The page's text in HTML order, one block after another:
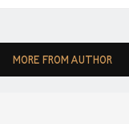
MORE FROM AUTHOR